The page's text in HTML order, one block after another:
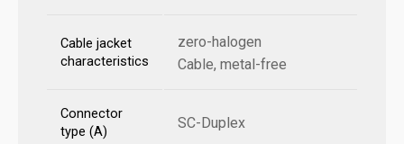
Cable jacket
characteristics
zero-halogen
Cable, metal-free
Connector
type (A)
SC-Duplex